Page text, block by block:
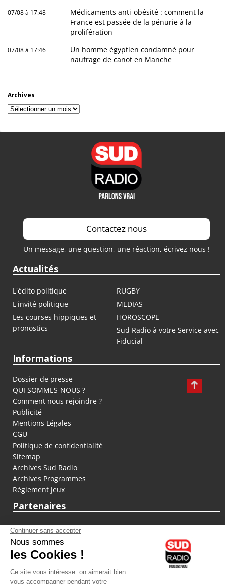
07/08 à 17:48
Médicaments anti-obésité : comment la
France est passée de la pénurie à la
prolifération
07/08 à 17:46
Un homme égyptien condamné pour
naufrage de canot en Manche
Archives
Archives
Contactez nous
Un message, une question, une réaction, écrivez nous !
Actualités
L'édito politique
RUGBY
L'invité politique
MEDIAS
Les courses hippiques et
pronostics
HOROSCOPE
Sud Radio à votre Service avec
Fiducial
Informations
Dossier de presse
QUI SOMMES-NOUS ?
Comment nous rejoindre ?
Publicité
Mentions Légales
CGU
Politique de confidentialité
Sitemap
Archives Sud Radio
Archives Programmes
Règlement jeux
Partenaires
fiducial.fr
lyoncapitale.fr
olympique-et-lyonnais.com
L'application Iphone / Android